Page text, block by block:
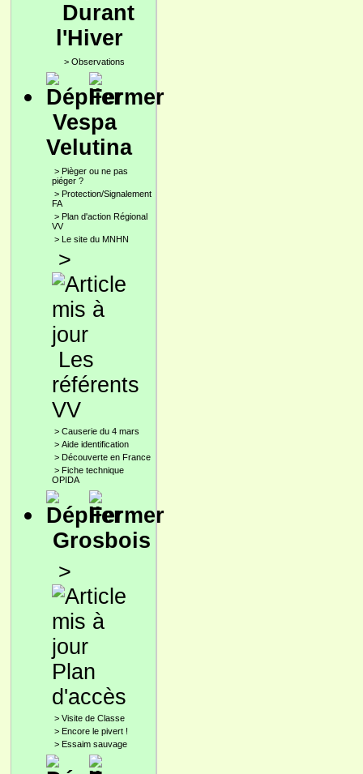
Durant
l'Hiver
> Observations
Vespa
Velutina
> Pièger ou ne pas
piéger ?
> Protection/Signalement
FA
> Plan d'action Régional
VV
> Le site du MNHN
>
Les
référents
VV
> Causerie du 4 mars
> Aide identification
> Découverte en France
> Fiche technique
OPIDA
Grosbois
>
Plan
d'accès
> Visite de Classe
> Encore le pivert !
> Essaim sauvage